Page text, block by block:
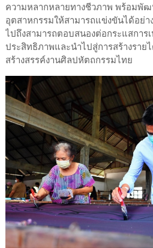
ความหลากหลายทางชีวภาพ พร้อมพัฒ
อุตสาหกรรมให้สามารถแข่งขันได้อย่
ไปถึงสามารถตอบสนองต่อกระแสการ
ประสิทธิภาพและนำไปสู่การสร้างรา
สร้างสรรค์งานศิลปหัตถกรรมไทย